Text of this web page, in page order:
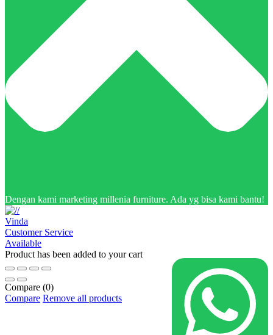
Dengan kami marketing millenia furniture. Ada yg bisa kami bantu!
Vinda
Customer Service
Available
Product has been added to your cart
Compare (0)
Compare Remove all products